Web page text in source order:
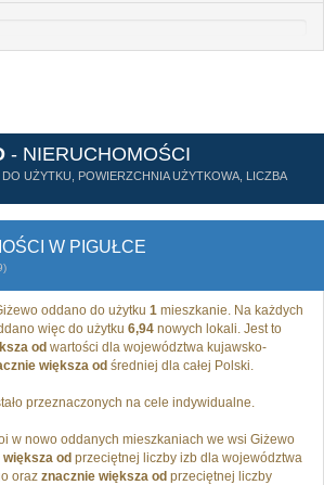
- NIERUCHOMOŚCI
UŻYTKU, POWIERZCHNIA UŻYTKOWA, LICZBA
W PIGUŁCE
oddano do użytku 1 mieszkanie. Na każdych
więc do użytku 6,94 nowych lokali. Jest to
od wartości dla województwa kujawsko-
większa od średniej dla całej Polski.
przeznaczonych na cele indywidualne.
w nowo oddanych mieszkaniach we wsi Giżewo
od przeciętnej liczby izb dla województwa
oraz znacznie większa od przeciętnej liczby